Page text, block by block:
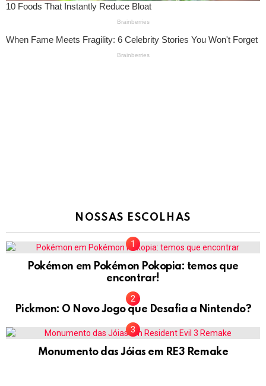
NOSSAS ESCOLHAS
Pokémon em Pokémon Pokopia: temos que
encontrar!
Pickmon: O Novo Jogo que Desafia a Nintendo?
Monumento das Jóias em RE3 Remake